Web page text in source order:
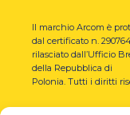
Il marchio Arcom è
dal certificato n.
rilasciato dall’Ufficio
della Repubblica di
Polonia. Tutti i diritti